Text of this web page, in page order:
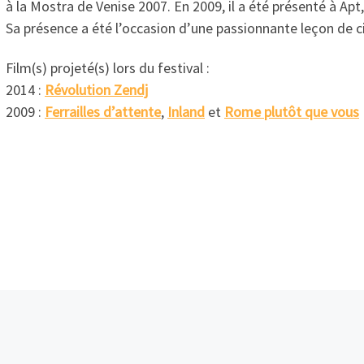
à la Mostra de Venise 2007. En 2009, il a été présenté à
Sa présence a été l’occasion d’une passionnante leçon de
Film(s) projeté(s) lors du festival :
2014 : Révolution Zendj
2009 : Ferrailles d’attente, Inland et Rome plutôt que vous